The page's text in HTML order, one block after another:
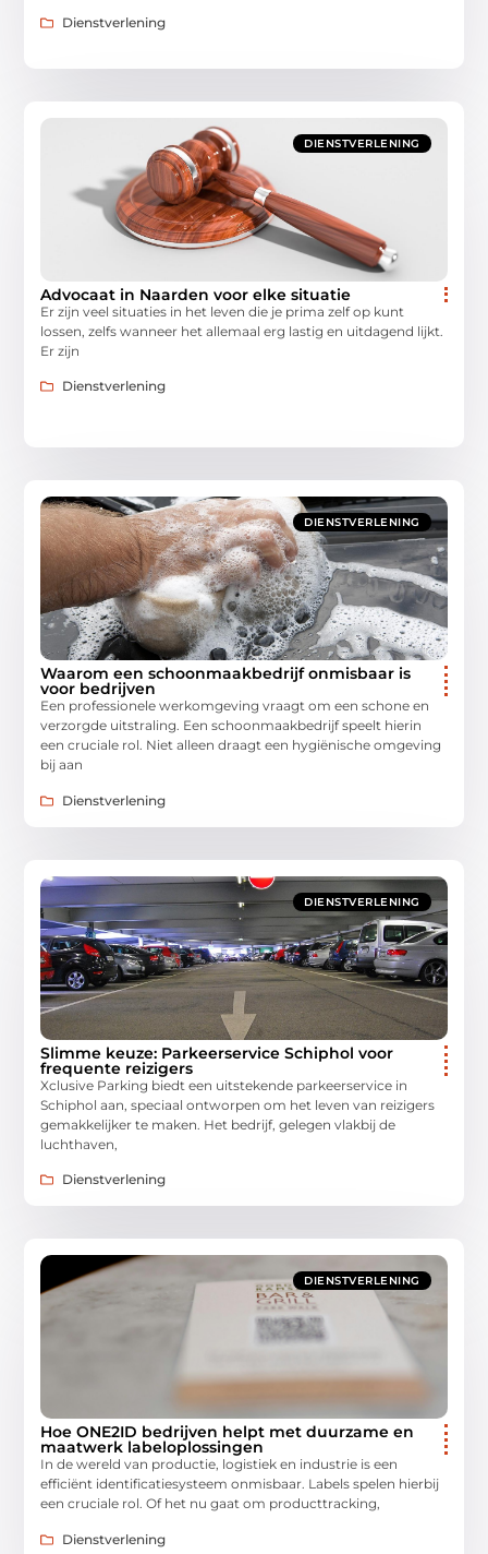
Dienstverlening
DIENSTVERLENING
Advocaat in Naarden voor elke situatie
Er zijn veel situaties in het leven die je prima zelf op kunt
lossen, zelfs wanneer het allemaal erg lastig en uitdagend lijkt.
Er zijn
Dienstverlening
DIENSTVERLENING
Waarom een schoonmaakbedrijf onmisbaar is
voor bedrijven
Een professionele werkomgeving vraagt om een schone en
verzorgde uitstraling. Een schoonmaakbedrijf speelt hierin
een cruciale rol. Niet alleen draagt een hygiënische omgeving
bij aan
Dienstverlening
DIENSTVERLENING
Slimme keuze: Parkeerservice Schiphol voor
frequente reizigers
Xclusive Parking biedt een uitstekende parkeerservice in
Schiphol aan, speciaal ontworpen om het leven van reizigers
gemakkelijker te maken. Het bedrijf, gelegen vlakbij de
luchthaven,
Dienstverlening
DIENSTVERLENING
Hoe ONE2ID bedrijven helpt met duurzame en
maatwerk labeloplossingen
In de wereld van productie, logistiek en industrie is een
efficiënt identificatiesysteem onmisbaar. Labels spelen hierbij
een cruciale rol. Of het nu gaat om producttracking,
Dienstverlening